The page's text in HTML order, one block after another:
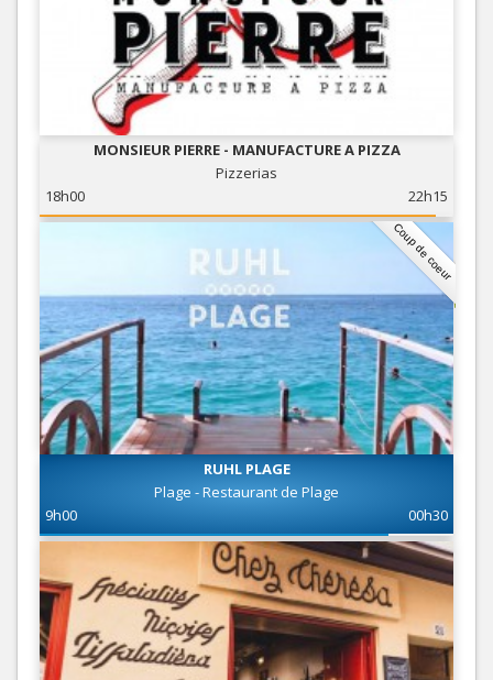
MONSIEUR PIERRE - MANUFACTURE A PIZZA
Pizzerias
18h00
22h15
Coup de coeur
RUHL PLAGE
Plage - Restaurant de Plage
9h00
00h30